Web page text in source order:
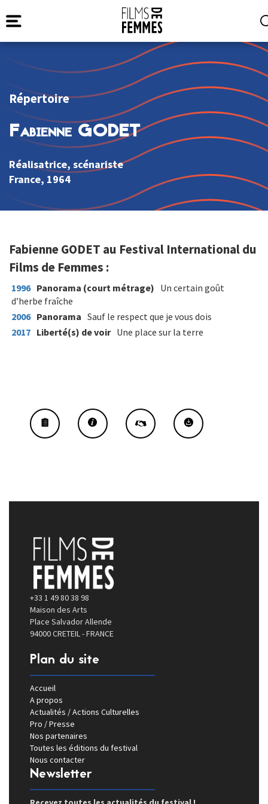
Répertoire
Fabienne GODET
Réalisatrice, scénariste
France, 1964
Fabienne GODET au Festival International du
Films de Femmes :
1996 Panorama (court métrage) Un certain goût
d’herbe fraîche
2006 Panorama Sauf le respect que je vous dois
2017 Liberté(s) de voir Une place sur la terre
+33 1 49 80 38 98
Maison des Arts
Place Salvador Allende
94000 CRETEIL - FRANCE
Plan du site
Accueil
A propos
Actualités / Actions Culturelles
Pro / Presse
Nos partenaires
Toutes les éditions du festival
Nous contacter
Newsletter